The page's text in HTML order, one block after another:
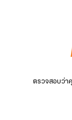
ตรวจสอบว่า